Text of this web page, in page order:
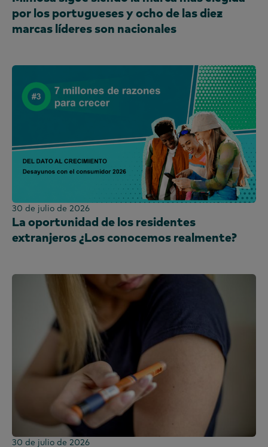
por los portugueses y ocho de las diez
marcas líderes son nacionales
30 de julio de 2026
La oportunidad de los residentes
extranjeros ¿Los conocemos realmente?
30 de julio de 2026